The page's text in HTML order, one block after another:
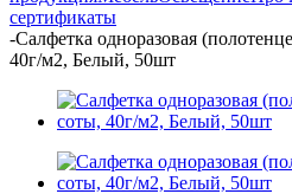
сертификаты
-Салфетка одноразовая
40г/м2, Белый, 50шт